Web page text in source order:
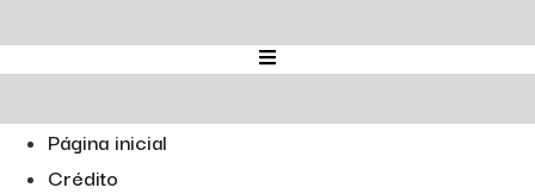
para
o
Página inicial
Crédito